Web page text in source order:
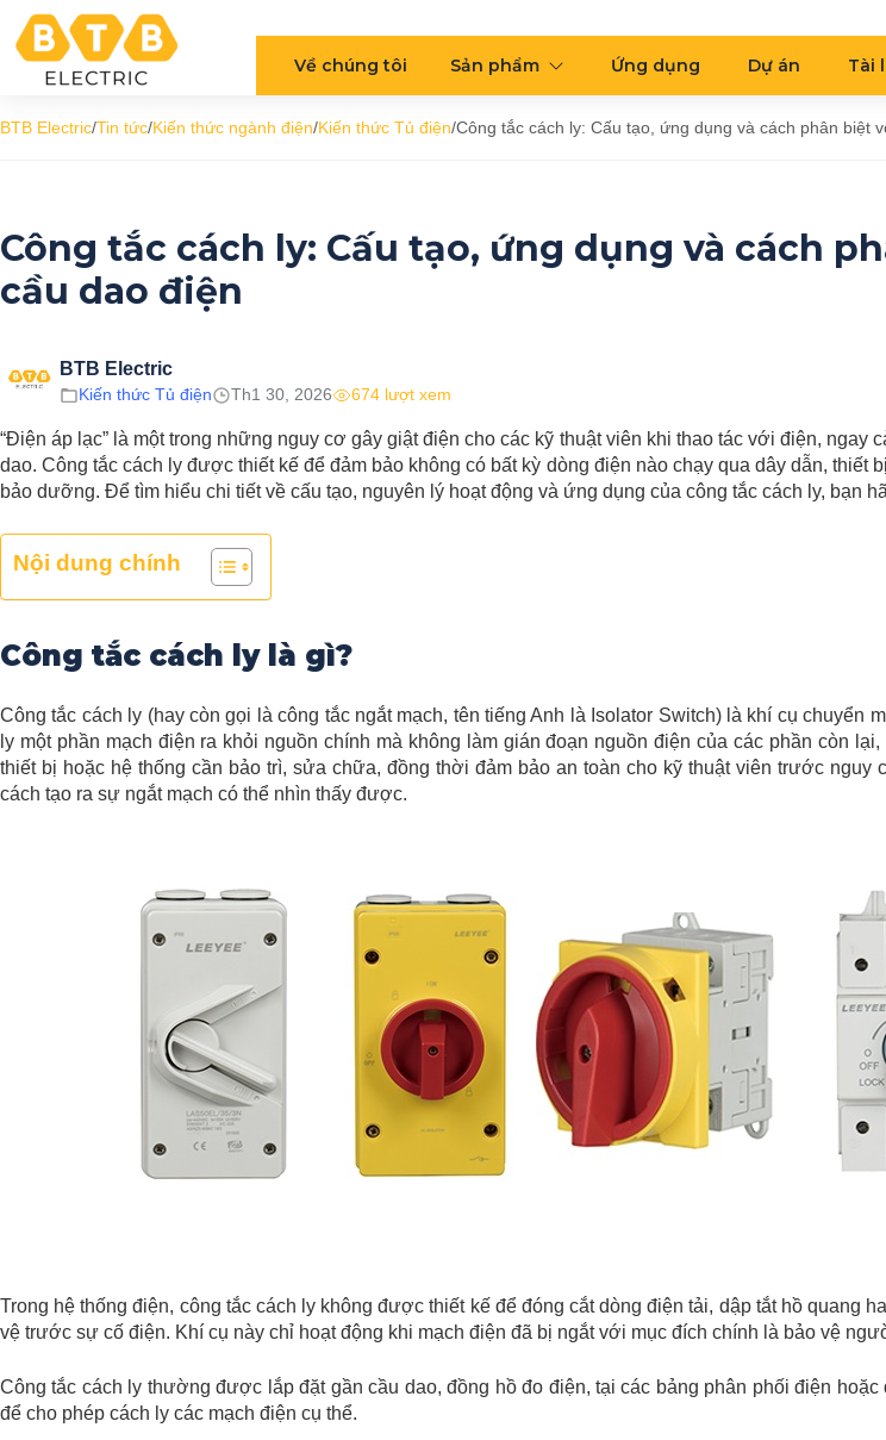
Về chúng tôi Sản phẩm Ứng dụng Dự án Tài
BTB Electric/Tin tức/Kiến thức ngành điện/Kiến thức Tủ điện/Công tắc cách ly: Cấu tạo, ứng dụng và cách phân biệt
Công tắc cách ly: Cấu tạo, ứng dụng và cách
cầu dao điện
BTB Electric
Kiến thức Tủ điện Th1 30, 2026 674 lượt xem
“Điện áp lạc” là một trong những nguy cơ gây giật điện cho các kỹ thuật viên khi thao tác với điện, ngay
dao. Công tắc cách ly được thiết kế để đảm bảo không có bất kỳ dòng điện nào chạy qua dây dẫn, thiết
bảo dưỡng. Để tìm hiểu chi tiết về cấu tạo, nguyên lý hoạt động và ứng dụng của công tắc cách ly, bạn
Nội dung chính
Công tắc cách ly là gì?
Công tắc cách ly (hay còn gọi là công tắc ngắt mạch, tên tiếng Anh là Isolator Switch) là khí cụ chuyển
ly một phần mạch điện ra khỏi nguồn chính mà không làm gián đoạn nguồn điện của các phần còn
thiết bị hoặc hệ thống cần bảo trì, sửa chữa, đồng thời đảm bảo an toàn cho kỹ thuật viên trước nguy
cách tạo ra sự ngắt mạch có thể nhìn thấy được.
Trong hệ thống điện, công tắc cách ly không được thiết kế để đóng cắt dòng điện tải, dập tắt hồ quang
vệ trước sự cố điện. Khí cụ này chỉ hoạt động khi mạch điện đã bị ngắt với mục đích chính là bảo vệ
Công tắc cách ly thường được lắp đặt gần cầu dao, đồng hồ đo điện, tại các bảng phân phối điện hoặc
để cho phép cách ly các mạch điện cụ thể.